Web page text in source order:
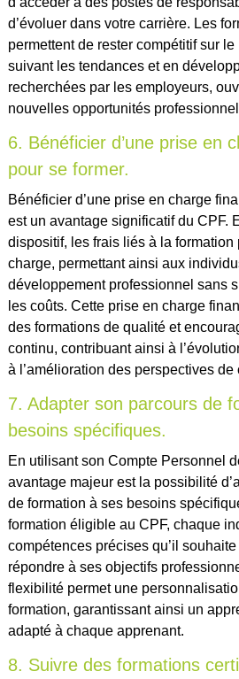
d’évoluer dans votre carrière. Les
permettent de rester compétitif sur
suivant les tendances et en
recherchées par les employeurs,
nouvelles opportunités
6. Bénéficier d’une prise en
pour se former.
Bénéficier d’une prise en charge
est un avantage significatif du CPF.
dispositif, les frais liés à la formation
charge, permettant ainsi aux
développement professionnel sans
les coûts. Cette prise en charge
des formations de qualité et
continu, contribuant ainsi à
à l’amélioration des perspectives de
7. Adapter son parcours de
besoins spécifiques.
En utilisant son Compte Personnel
avantage majeur est la possibilité
de formation à ses besoins
formation éligible au CPF, chaque
compétences précises qu’il
répondre à ses objectifs
flexibilité permet une
formation, garantissant ainsi un
adapté à chaque apprenant.
8. Suivre des formations